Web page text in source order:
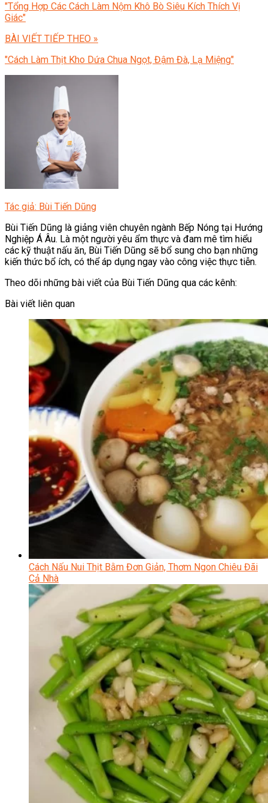
"Tổng Hợp Các Cách Làm Nộm Khô Bò Siêu Kích Thích Vị
Giác"
BÀI VIẾT TIẾP THEO »
"Cách Làm Thịt Kho Dứa Chua Ngọt, Đậm Đà, Lạ Miệng"
Tác giả: Bùi Tiến Dũng
Bùi Tiến Dũng là giảng viên chuyên ngành Bếp Nóng tại Hướng
Nghiệp Á Âu. Là một người yêu ẩm thực và đam mê tìm hiểu
các kỹ thuật nấu ăn, Bùi Tiến Dũng sẽ bổ sung cho bạn những
kiến thức bổ ích, có thể áp dụng ngay vào công việc thực tiễn.
Theo dõi những bài viết của Bùi Tiến Dũng qua các kênh:
Bài viết liên quan
Cách Nấu Nui Thịt Bằm Đơn Giản, Thơm Ngon Chiêu Đãi
Cả Nhà